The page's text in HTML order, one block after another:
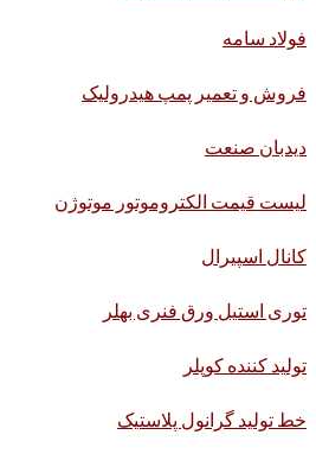
فولاد سامه
فروش و تعمیر پمپ هیدرولیک
دیدبان صنعت
لیست قیمت الکتروموتور موتوژن
کانال اسپیرال
توری استیل ورق فنری بهلر
تولید کننده کوپلر
خط تولید گرانول پلاستیک